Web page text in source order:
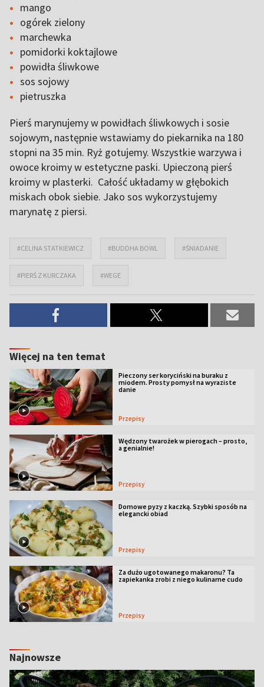
mango
ogórek zielony
marchewka
pomidorki koktajlowe
powidła śliwkowe
sos sojowy
pietruszka
Pierś marynujemy w powidłach śliwkowych i sosie
sojowym, następnie wstawiamy do piekarnika na 180
stopni na 35 min. Ryż gotujemy. Wszystkie warzywa i
owoce kroimy w estetyczne paski. Upieczoną pierś
kroimy w plasterki. Całość układamy w głębokich
miskach obok siebie. Jako sos wykorzystujemy
marynatę z piersi.
#CELINA STATKIEWICZ #BUDDHA BOWL #ŚNIADANIE
#PIERŚ Z KURCZAKA #WEGE
Więcej na ten temat
Pieczony ser koryciński na buraku z
miodem. Prosty pomysł na wyraziste
danie
Przepisy
Wędzony twarożek w pierogach – prosto,
a genialnie!
Przepisy
Domowe pyzy z kaczką. Szybki sposób na
elegancki obiad
Przepisy
Za dużo ugotowanego makaronu? Ta
zapiekanka zrobi z niego kulinarne cudo
Przepisy
Najnowsze